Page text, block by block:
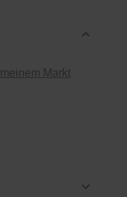
meinem Markt